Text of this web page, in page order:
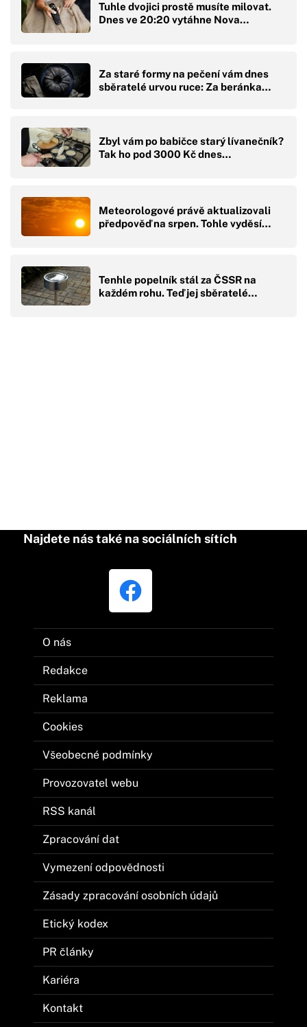
Tuhle dvojici prostě musíte milovat.
Dnes ve 20:20 vytáhne Nova…
Za staré formy na pečení vám dnes
sběratelé urvou ruce: Za beránka…
Zbyl vám po babičce starý lívanečník?
Tak ho pod 3000 Kč dnes…
Meteorologové právě aktualizovali
předpověď na srpen. Tohle vyděsí…
Tenhle popelník stál za ČSSR na
každém rohu. Teď jej sběratelé…
Najdete nás také na sociálních sítích
O nás
Redakce
Reklama
Cookies
Všeobecné podmínky
Provozovatel webu
RSS kanál
Zpracování dat
Vymezení odpovědnosti
Zásady zpracování osobních údajů
Etický kodex
PR články
Kariéra
Kontakt